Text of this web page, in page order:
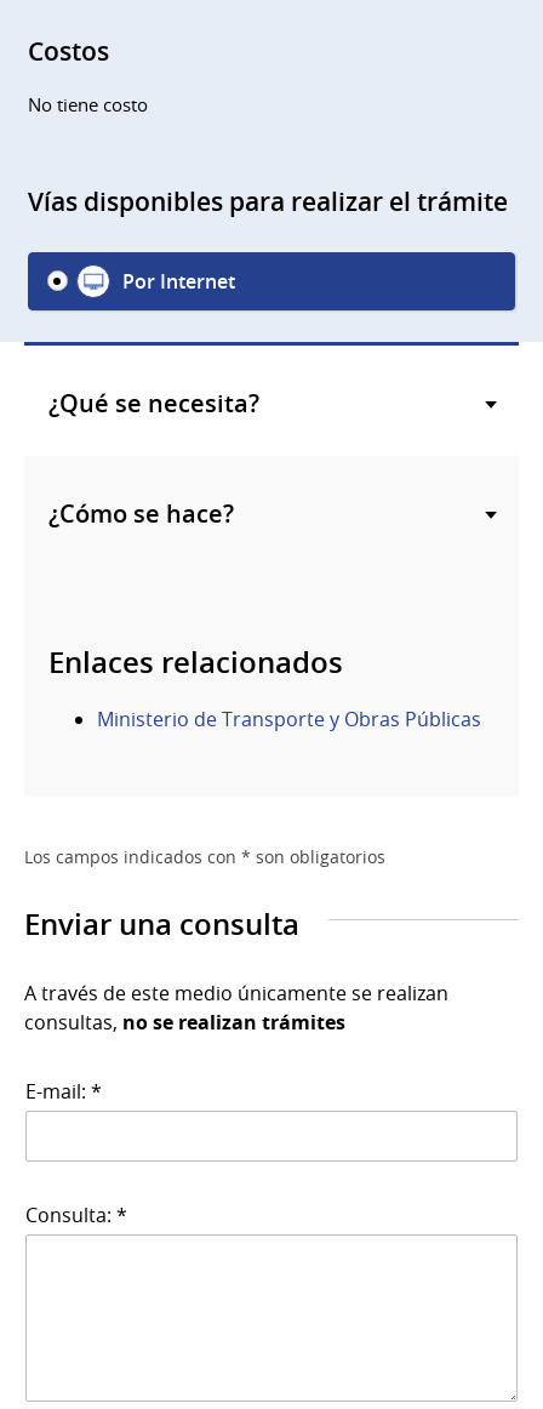
Costos
No tiene costo
Vías disponibles para realizar el trámite
Por Internet
¿Qué se necesita?
¿Cómo se hace?
Enlaces relacionados
Ministerio de Transporte y Obras Públicas
Los campos indicados con * son obligatorios
Enviar una consulta
A través de este medio únicamente se realizan
consultas, no se realizan trámites
E-mail: *
Consulta: *